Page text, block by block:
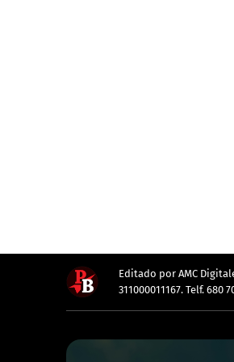
Editado por AMC
311000011167. Telf.